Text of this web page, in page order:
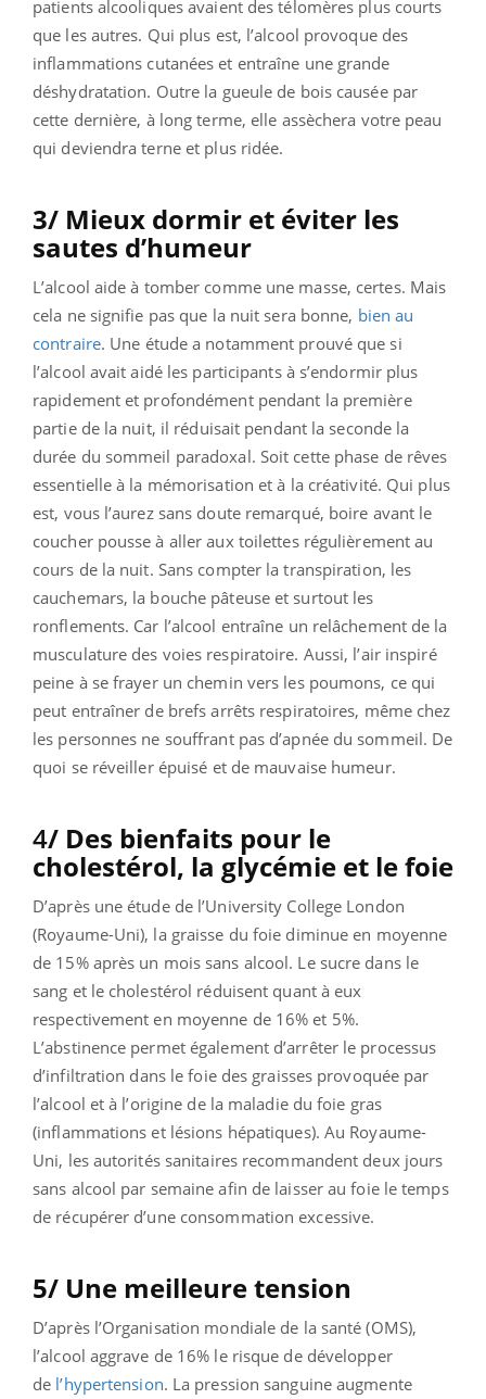
patients alcooliques avaient des télomères plus courts
que les autres. Qui plus est, l’alcool provoque des
inflammations cutanées et entraîne une grande
déshydratation. Outre la gueule de bois causée par
cette dernière, à long terme, elle assèchera votre peau
qui deviendra terne et plus ridée.
3/ Mieux dormir et éviter les
sautes d’humeur
L’alcool aide à tomber comme une masse, certes. Mais
cela ne signifie pas que la nuit sera bonne, bien au
contraire. Une étude a notamment prouvé que si
l’alcool avait aidé les participants à s’endormir plus
rapidement et profondément pendant la première
partie de la nuit, il réduisait pendant la seconde la
durée du sommeil paradoxal. Soit cette phase de rêves
essentielle à la mémorisation et à la créativité. Qui plus
est, vous l’aurez sans doute remarqué, boire avant le
coucher pousse à aller aux toilettes régulièrement au
cours de la nuit. Sans compter la transpiration, les
cauchemars, la bouche pâteuse et surtout les
ronflements. Car l’alcool entraîne un relâchement de la
musculature des voies respiratoire. Aussi, l’air inspiré
peine à se frayer un chemin vers les poumons, ce qui
peut entraîner de brefs arrêts respiratoires, même chez
les personnes ne souffrant pas d’apnée du sommeil. De
quoi se réveiller épuisé et de mauvaise humeur.
4/ Des bienfaits pour le
cholestérol, la glycémie et le foie
D’après une étude de l’University College London
(Royaume-Uni), la graisse du foie diminue en moyenne
de 15% après un mois sans alcool. Le sucre dans le
sang et le cholestérol réduisent quant à eux
respectivement en moyenne de 16% et 5%.
L’abstinence permet également d’arrêter le processus
d’infiltration dans le foie des graisses provoquée par
l’alcool et à l’origine de la maladie du foie gras
(inflammations et lésions hépatiques). Au Royaume-
Uni, les autorités sanitaires recommandent deux jours
sans alcool par semaine afin de laisser au foie le temps
de récupérer d’une consommation excessive.
5/ Une meilleure tension
D’après l’Organisation mondiale de la santé (OMS),
l’alcool aggrave de 16% le risque de développer
de l’hypertension. La pression sanguine augmente